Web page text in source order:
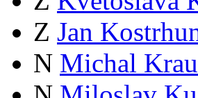
Z Jan
N Michal